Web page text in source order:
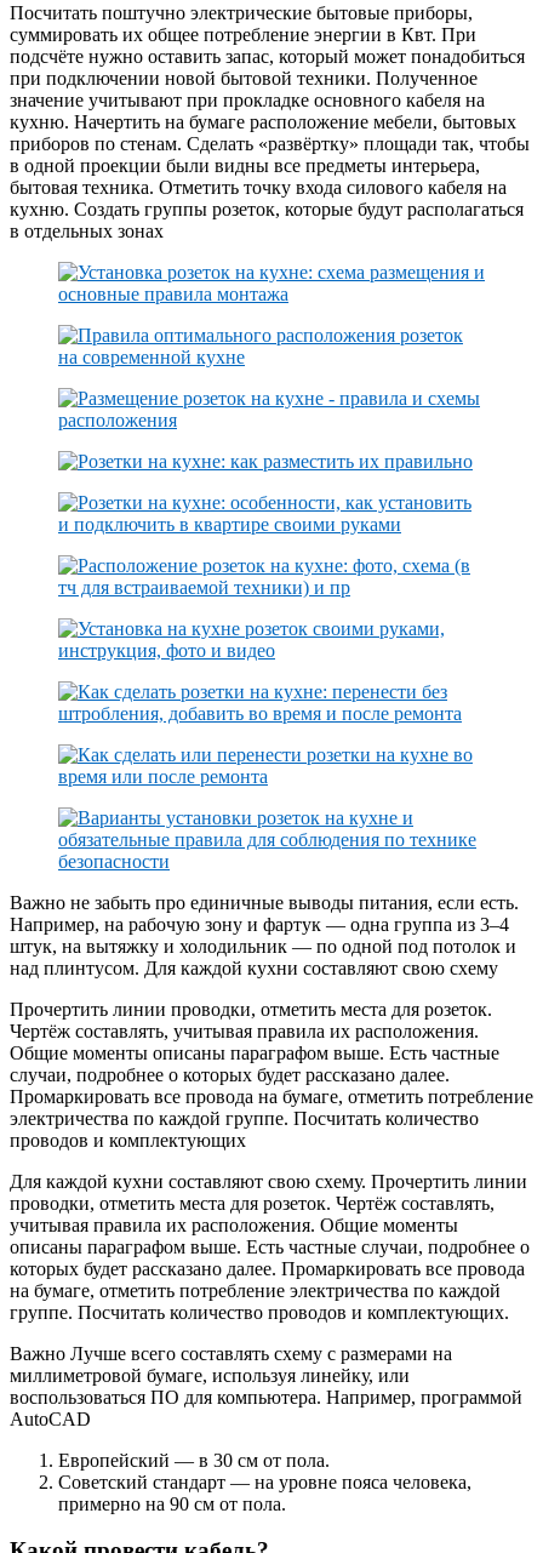
Посчитать поштучно электрические бытовые приборы,
суммировать их общее потребление энергии в Квт. При
подсчёте нужно оставить запас, который может понадобиться
при подключении новой бытовой техники. Полученное
значение учитывают при прокладке основного кабеля на
кухню. Начертить на бумаге расположение мебели, бытовых
приборов по стенам. Сделать «развёртку» площади так, чтобы
в одной проекции были видны все предметы интерьера,
бытовая техника. Отметить точку входа силового кабеля на
кухню. Создать группы розеток, которые будут располагаться
в отдельных зонах
Важно не забыть про единичные выводы питания, если есть.
Например, на рабочую зону и фартук — одна группа из 3–4
штук, на вытяжку и холодильник — по одной под потолок и
над плинтусом. Для каждой кухни составляют свою схему
Прочертить линии проводки, отметить места для розеток.
Чертёж составлять, учитывая правила их расположения.
Общие моменты описаны параграфом выше. Есть частные
случаи, подробнее о которых будет рассказано далее.
Промаркировать все провода на бумаге, отметить потребление
электричества по каждой группе. Посчитать количество
проводов и комплектующих
Для каждой кухни составляют свою схему. Прочертить линии
проводки, отметить места для розеток. Чертёж составлять,
учитывая правила их расположения. Общие моменты
описаны параграфом выше. Есть частные случаи, подробнее о
которых будет рассказано далее. Промаркировать все провода
на бумаге, отметить потребление электричества по каждой
группе. Посчитать количество проводов и комплектующих.
Важно Лучше всего составлять схему с размерами на
миллиметровой бумаге, используя линейку, или
воспользоваться ПО для компьютера. Например, программой
AutoCAD
Европейский — в 30 см от пола.
Советский стандарт — на уровне пояса человека,
примерно на 90 см от пола.